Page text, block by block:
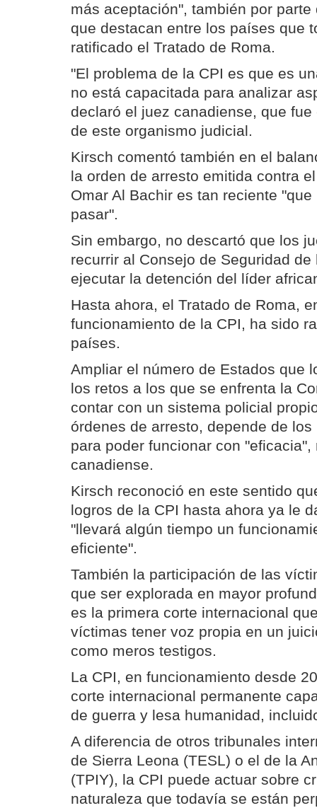
más aceptación", también por
que destacan entre los países que
ratificado el Tratado de Roma.
"El problema de la CPI es que es
no está capacitada para analizar
declaró el juez canadiense, que
de este organismo judicial.
Kirsch comentó también en el
la orden de arresto emitida contra
Omar Al Bachir es tan reciente
pasar".
Sin embargo, no descartó que los
recurrir al Consejo de Seguridad de
ejecutar la detención del líder
Hasta ahora, el Tratado de Roma,
funcionamiento de la CPI, ha sido
países.
Ampliar el número de Estados que
los retos a los que se enfrenta la
contar con un sistema policial
órdenes de arresto, depende de
para poder funcionar con
canadiense.
Kirsch reconoció en este sentido
logros de la CPI hasta ahora ya le
"llevará algún tiempo un
eficiente".
También la participación de las
que ser explorada en mayor
es la primera corte internacional
víctimas tener voz propia en un
como meros testigos.
La CPI, en funcionamiento desde
corte internacional permanente
de guerra y lesa humanidad,
A diferencia de otros tribunales
de Sierra Leona (TESL) o el de la
(TPIY), la CPI puede actuar sobre
naturaleza que todavía se están